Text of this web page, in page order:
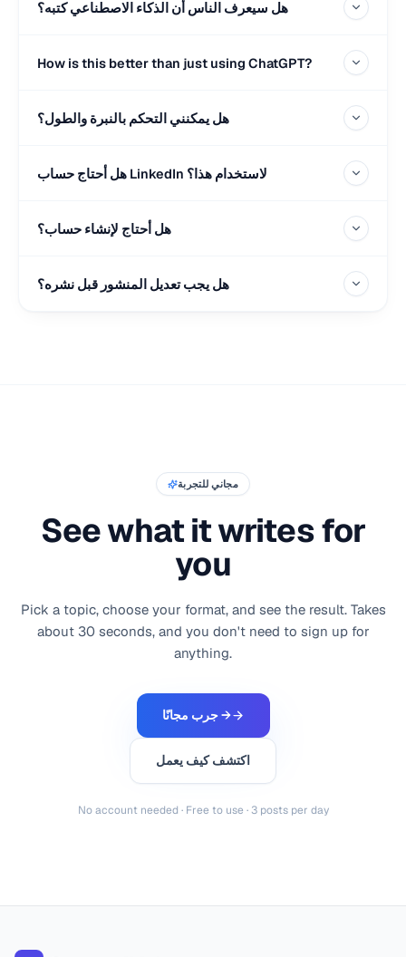
هل سيعرف الناس أن الذكاء الاصطناعي كتبه؟
How is this better than just using ChatGPT?
هل يمكنني التحكم بالنبرة والطول؟
هل أحتاج حساب LinkedIn لاستخدام هذا؟
هل أحتاج لإنشاء حساب؟
هل يجب تعديل المنشور قبل نشره؟
مجاني للتجربة
See what it writes for
you
Pick a topic, choose your format, and see the result. Takes
about 30 seconds, and you don't need to sign up for
anything.
جرب مجانًا →
اكتشف كيف يعمل
No account needed · Free to use · 3 posts per day